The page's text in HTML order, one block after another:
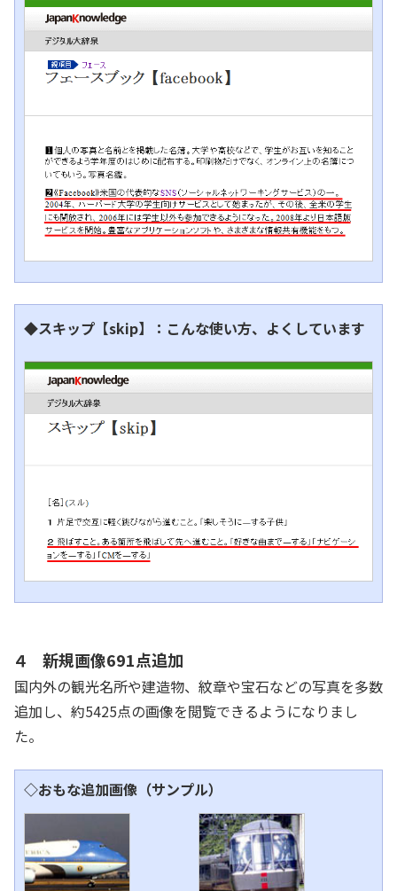
◆スキップ【skip】：こんな使い方、よくしています
４ 新規画像691点追加
国内外の観光名所や建造物、紋章や宝石などの写真を多数
追加し、約5425点の画像を閲覧できるようになりまし
た。
◇おもな追加画像（サンプル）